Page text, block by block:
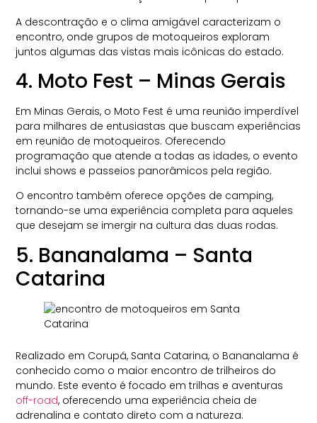
A descontração e o clima amigável caracterizam o
encontro, onde grupos de motoqueiros exploram
juntos algumas das vistas mais icônicas do estado.
4. Moto Fest – Minas Gerais
Em Minas Gerais, o Moto Fest é uma reunião imperdível
para milhares de entusiastas que buscam experiências
em reunião de motoqueiros. Oferecendo
programação que atende a todas as idades, o evento
inclui shows e passeios panorâmicos pela região.
O encontro também oferece opções de camping,
tornando-se uma experiência completa para aqueles
que desejam se imergir na cultura das duas rodas.
5. Bananalama – Santa
Catarina
Realizado em Corupá, Santa Catarina, o Bananalama é
conhecido como o maior encontro de trilheiros do
mundo. Este evento é focado em trilhas e aventuras
off-road, oferecendo uma experiência cheia de
adrenalina e contato direto com a natureza.